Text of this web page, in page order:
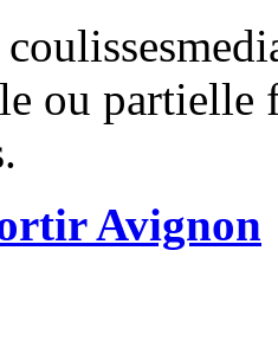
ou partielle
Avignon